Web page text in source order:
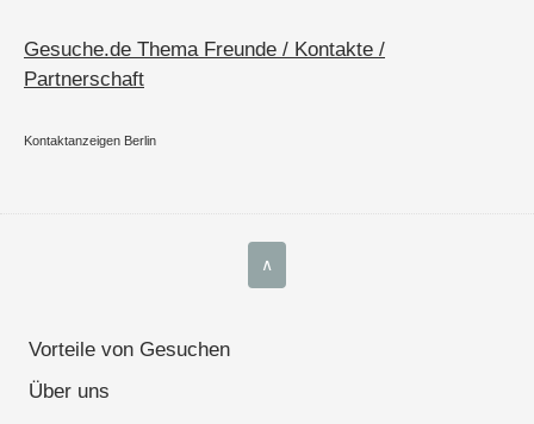
Gesuche.de Thema Freunde / Kontakte /
Partnerschaft
Kontaktanzeigen Berlin
∧
Vorteile von Gesuchen
Über uns